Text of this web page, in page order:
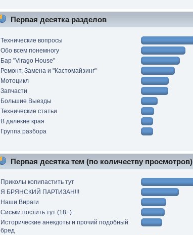
Первая десятка разделов
Технические вопросы
Обо всем понемногу
Бар "Virago House"
Ремонт, Замена и "Кастомайзинг"
Мотоцикл
Запчасти
Большие Выезды
Технические статьи
В далекие края
Группа разбора
Первая десятка тем (по количеству просмотров)
Приколы копипастить тут
Я БРЯНСКИЙ ПАРТИЗАН!!!
Наши Вираги
Сиськи постить тут (18+)
Исторические анекдоты и прочий подобный
бред